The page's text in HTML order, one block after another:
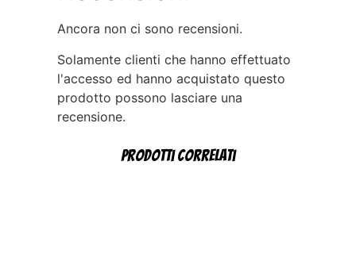
Ancora non ci sono recensioni.
Solamente clienti che hanno effettuato
l'accesso ed hanno acquistato questo
prodotto possono lasciare una
recensione.
Prodotti correlati